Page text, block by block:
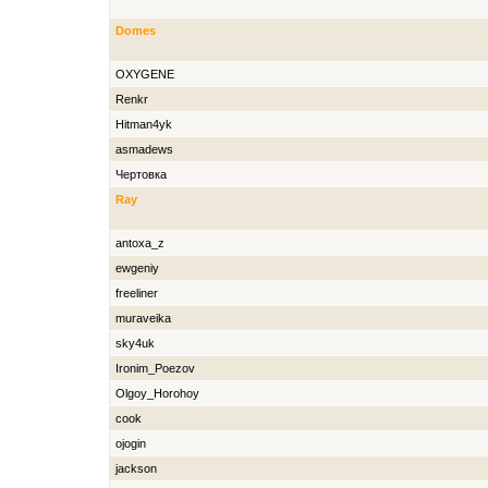
Domes
OXYGENE
Renkr
Hitman4yk
asmadews
Чертовка
Ray
antoxa_z
ewgeniy
freeliner
muraveika
sky4uk
Ironim_Poezov
Olgoy_Horohoy
cook
ojogin
jackson